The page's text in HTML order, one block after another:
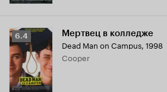
Рейтинг
Кинопоиска
6.4
6.4 Мертвец в колледже
Dead Man on Campus, 1998
Cooper